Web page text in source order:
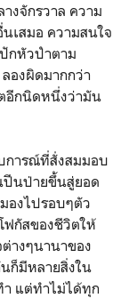
งจักรวาล ความ
เสมอ ความสนใจ
กหัวปำตาม
องผิดมากกว่า
ตอีกนิดหนึ่งว่ามัน
การณ์ที่สั่งสมมอบ
ปีนป่ายขึ้นสู่ยอด
องไปรอบๆตัว
ฟกัสของชีวิตให้
างๆนานาของ
ก็มีหลายสิ่งใน
ำ แต่ทำไม่ได้ทุก